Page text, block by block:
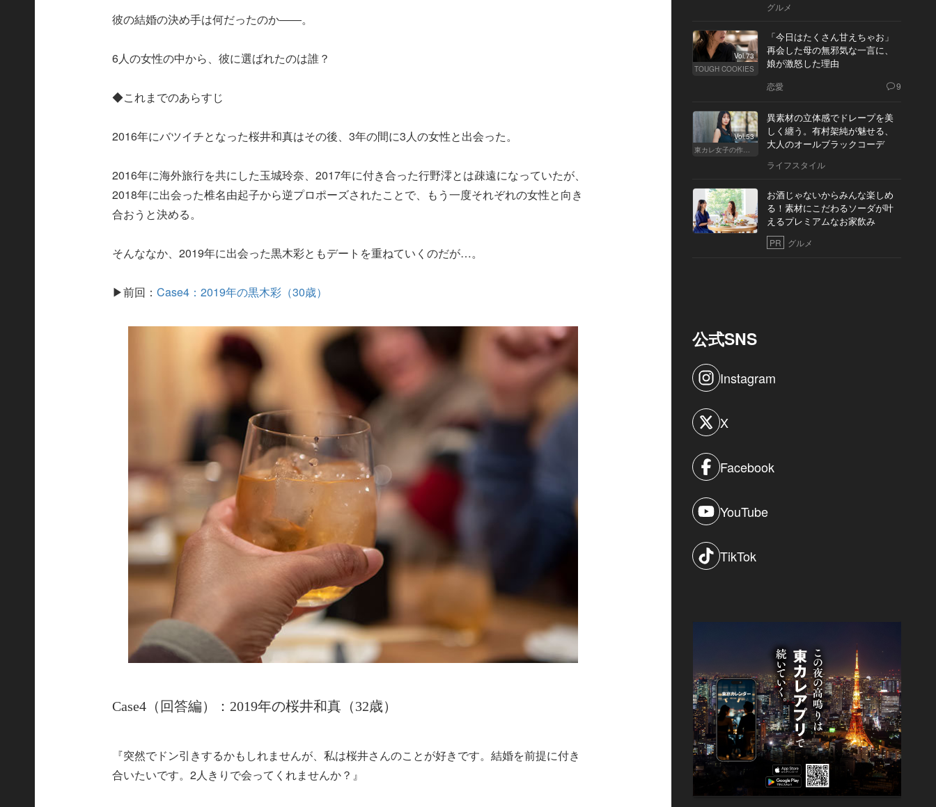
彼の結婚の決め手は何だったのか――。
6人の女性の中から、彼に選ばれたのは誰？
◆これまでのあらすじ
2016年にバツイチとなった桜井和真はその後、3年の間に3人の女性と出会った。
2016年に海外旅行を共にした玉城玲奈、2017年に付き合った行野澪とは疎遠になっていたが、
2018年に出会った椎名由起子から逆プロポーズされたことで、もう一度それぞれの女性と向き
合おうと決める。
そんななか、2019年に出会った黒木彩ともデートを重ねていくのだが…。
▶前回：Case4：2019年の黒木彩（30歳）
Case4（回答編）：2019年の桜井和真（32歳）
『突然でドン引きするかもしれませんが、私は桜井さんのことが好きです。結婚を前提に付き
合いたいです。2人きりで会ってくれませんか？』
グルメ
Vol.73
TOUGH COOKIES
「今日はたくさん甘えちゃお」
再会した母の無邪気な一言に、
娘が激怒した理由
恋愛 9
Vol.53
東カレ女子の作り方
異素材の立体感でドレープを美
しく纏う。有村架純が魅せる、
大人のオールブラックコーデ
ライフスタイル
お酒じゃないからみんな楽しめ
る！素材にこだわるソーダが叶
えるプレミアムなお家飲み
PR グルメ
公式SNS
Instagram
X
Facebook
YouTube
TikTok